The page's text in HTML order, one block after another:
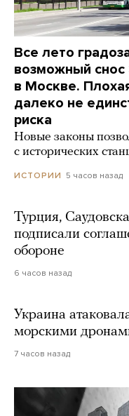
Все лето
возможный снос
в Москве.
далеко не
риска
Новые законы
с исторических
ИСТОРИИ 5 часов назад
Турция,
подписали
обороне
6 часов назад
Украина
морскими
7 часов назад